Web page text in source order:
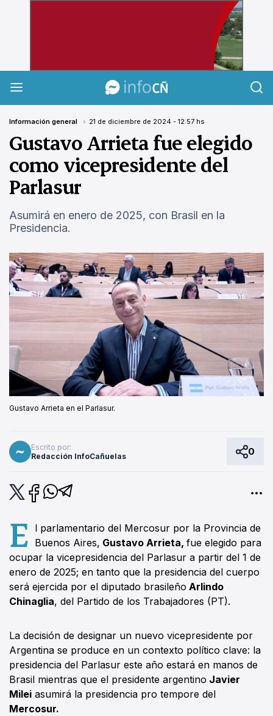
Información general 21 de diciembre de 2024 - 12:57 hs
Gustavo Arrieta fue elegido
como vicepresidente del
Parlasur
Asumirá en enero de 2025, con Brasil en la
Presidencia.
Gustavo Arrieta en el Parlasur.
Escrito por:
Redacción InfoCañuelas
0
E l parlamentario del Mercosur por la Provincia de
Buenos Aires, Gustavo Arrieta,fue elegido para
ocupar la vicepresidencia del Parlasur a partir del 1 de
enero de 2025; en tanto que la presidencia del cuerpo
será ejercida por el diputado brasileño Arlindo
Chinaglia, del Partido de los Trabajadores (PT).
La decisión de designar un nuevo vicepresidente por
Argentina se produce en un contexto político clave: la
presidencia del Parlasur este año estará en manos de
Brasil mientras que el presidente argentino Javier
Milei asumirá la presidencia pro tempore del
Mercosur.